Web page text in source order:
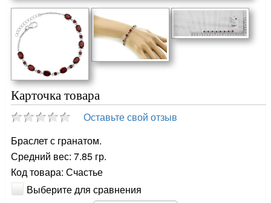
Карточка товара
Оставьте свой отзыв
Браслет с гранатом.
Средний вес: 7.85 гр.
Код товара: Счастье
Выберите для сравнения